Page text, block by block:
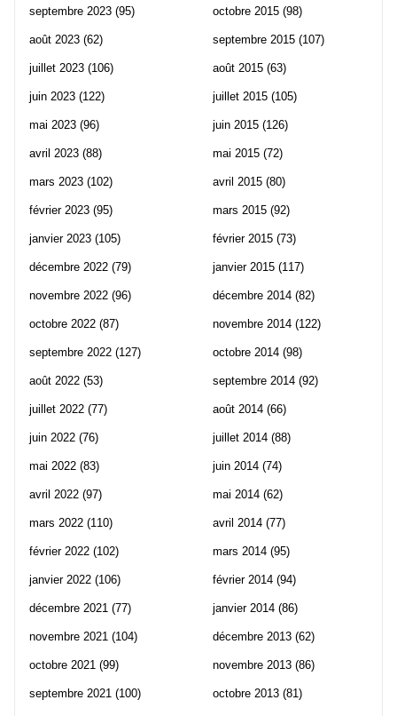
septembre 2023 (95)
août 2023 (62)
juillet 2023 (106)
juin 2023 (122)
mai 2023 (96)
avril 2023 (88)
mars 2023 (102)
février 2023 (95)
janvier 2023 (105)
décembre 2022 (79)
novembre 2022 (96)
octobre 2022 (87)
septembre 2022 (127)
août 2022 (53)
juillet 2022 (77)
juin 2022 (76)
mai 2022 (83)
avril 2022 (97)
mars 2022 (110)
février 2022 (102)
janvier 2022 (106)
décembre 2021 (77)
novembre 2021 (104)
octobre 2021 (99)
septembre 2021 (100)
octobre 2015 (98)
septembre 2015 (107)
août 2015 (63)
juillet 2015 (105)
juin 2015 (126)
mai 2015 (72)
avril 2015 (80)
mars 2015 (92)
février 2015 (73)
janvier 2015 (117)
décembre 2014 (82)
novembre 2014 (122)
octobre 2014 (98)
septembre 2014 (92)
août 2014 (66)
juillet 2014 (88)
juin 2014 (74)
mai 2014 (62)
avril 2014 (77)
mars 2014 (95)
février 2014 (94)
janvier 2014 (86)
décembre 2013 (62)
novembre 2013 (86)
octobre 2013 (81)